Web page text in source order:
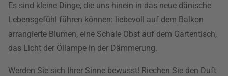
Es sind kleine Dinge, die uns hinein in das neue dänische
Lebensgefühl führen können: liebevoll auf dem Balkon
arrangierte Blumen, eine Schale Obst auf dem Gartentisch,
das Licht der Öllampe in der Dämmerung.
Werden Sie sich Ihrer Sinne bewusst! Riechen Sie den Duft